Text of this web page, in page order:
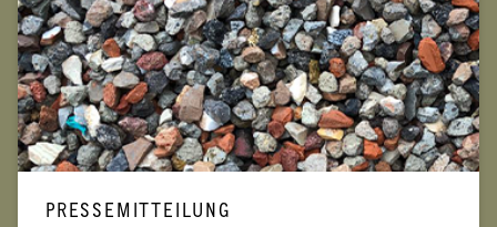
PRESSEMITTEILUNG